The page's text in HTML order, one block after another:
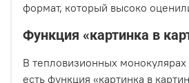
формат, который высоко
Функция «картинка в
В тепловизионных
есть функция «картинка в